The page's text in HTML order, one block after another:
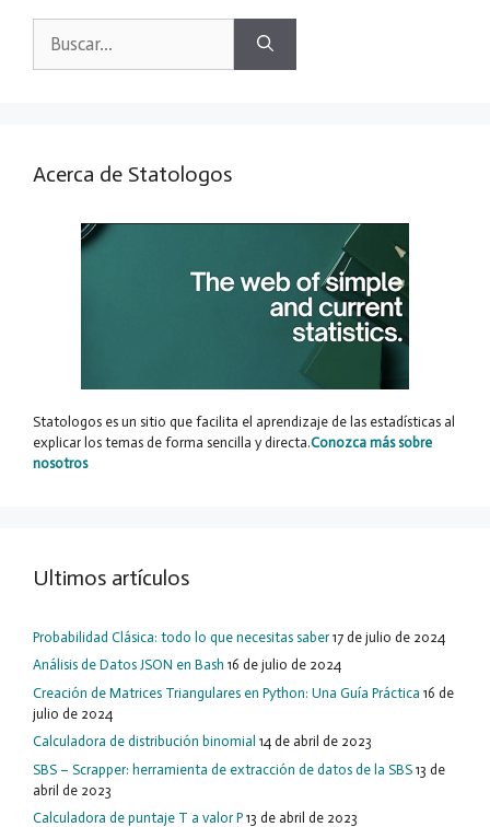
Acerca de Statologos
Statologos es un sitio que facilita el aprendizaje de las estadísticas al
explicar los temas de forma sencilla y directa.Conozca más sobre
nosotros
Ultimos artículos
Probabilidad Clásica: todo lo que necesitas saber 17 de julio de 2024
Análisis de Datos JSON en Bash 16 de julio de 2024
Creación de Matrices Triangulares en Python: Una Guía Práctica 16 de
julio de 2024
Calculadora de distribución binomial 14 de abril de 2023
SBS – Scrapper: herramienta de extracción de datos de la SBS 13 de
abril de 2023
Calculadora de puntaje T a valor P 13 de abril de 2023